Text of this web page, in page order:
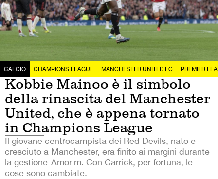
CALCIO CHAMPIONS LEAGUE MANCHESTER UNITED FC PREMIER
Kobbie Mainoo è il simbolo
della rinascita del Manchester
United, che è appena tornato
in Champions League
Il giovane centrocampista dei Red Devils, nato e
cresciuto a Manchester, era finito ai margini durante
la gestione-Amorim. Con Carrick, per fortuna, le
cose sono cambiate.